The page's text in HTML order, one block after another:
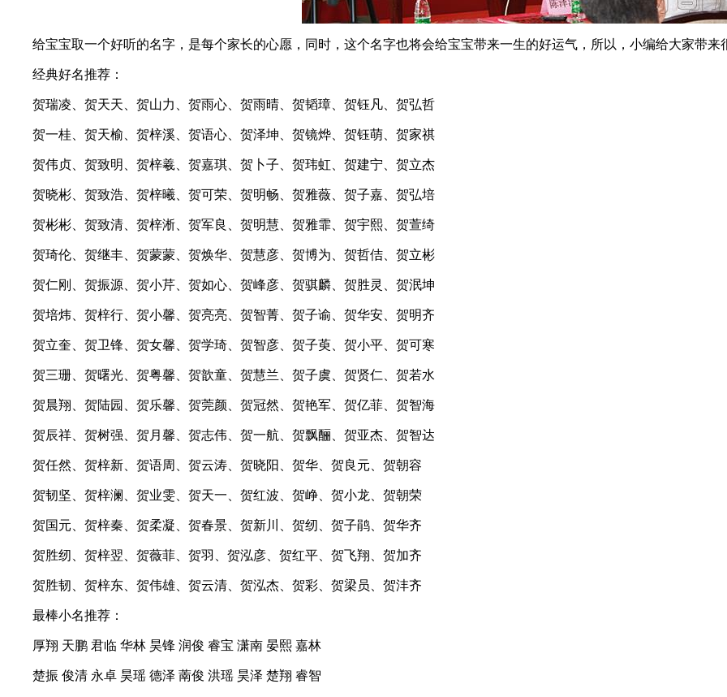
给宝宝取一个好听的名字，是每个家长的心愿，同时，这个名字也将会给宝宝带来一生的好运气，所以，小编给大家带来
经典好名推荐：
贺瑞凌、贺天天、贺山力、贺雨心、贺雨晴、贺韬璋、贺钰凡、贺弘哲
贺一桂、贺天榆、贺梓溪、贺语心、贺泽坤、贺镜烨、贺钰萌、贺家祺
贺伟贞、贺致明、贺梓羲、贺嘉琪、贺卜子、贺玮虹、贺建宁、贺立杰
贺晓彬、贺致浩、贺梓曦、贺可荣、贺明畅、贺雅薇、贺子嘉、贺弘培
贺彬彬、贺致清、贺梓淅、贺军良、贺明慧、贺雅霏、贺宇熙、贺萱绮
贺琦伦、贺继丰、贺蒙蒙、贺焕华、贺慧彦、贺博为、贺哲佶、贺立彬
贺仁刚、贺振源、贺小芹、贺如心、贺峰彦、贺骐麟、贺胜灵、贺泯坤
贺培炜、贺梓行、贺小馨、贺亮亮、贺智菁、贺子谕、贺华安、贺明齐
贺立奎、贺卫锋、贺女馨、贺学琦、贺智彦、贺子萸、贺小平、贺可寒
贺三珊、贺曙光、贺粤馨、贺歆童、贺慧兰、贺子虞、贺贤仁、贺若水
贺晨翔、贺陆园、贺乐馨、贺莞颜、贺冠然、贺艳军、贺亿菲、贺智海
贺辰祥、贺树强、贺月馨、贺志伟、贺一航、贺飘酾、贺亚杰、贺智达
贺任然、贺梓新、贺语周、贺云涛、贺晓阳、贺华、贺良元、贺朝容
贺韧坚、贺梓澜、贺业雯、贺天一、贺红波、贺峥、贺小龙、贺朝荣
贺国元、贺梓秦、贺柔凝、贺春景、贺新川、贺纫、贺子鹃、贺华齐
贺胜纫、贺梓翌、贺薇菲、贺羽、贺泓彦、贺红平、贺飞翔、贺加齐
贺胜韧、贺梓东、贺伟雄、贺云清、贺泓杰、贺彩、贺梁员、贺沣齐
最棒小名推荐：
厚翔 天鹏 君临 华林 昊锋 润俊 睿宝 潇南 晏熙 嘉林
楚振 俊清 永卓 昊瑶 德泽 萳俊 洪瑶 昊泽 楚翔 睿智